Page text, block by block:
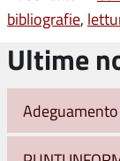
bibliografie,
Ultime
Adeguamento